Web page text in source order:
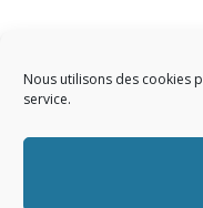
Nous utilisons des cookies
service.
Copyright © 2023 AIDF